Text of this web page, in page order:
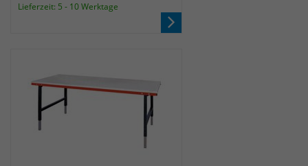
Lieferzeit: 5 - 10 Werktage